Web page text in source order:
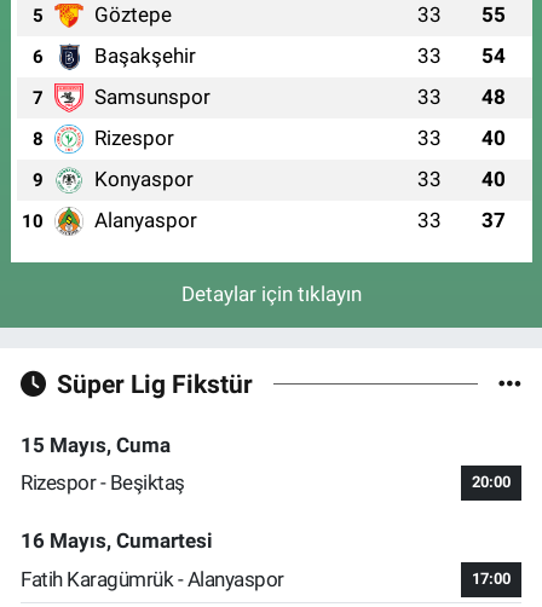
5 Göztepe 33 55
6 Başakşehir 33 54
7 Samsunspor 33 48
8 Rizespor 33 40
9 Konyaspor 33 40
10 Alanyaspor 33 37
Detaylar için tıklayın
Süper Lig Fikstür
15 Mayıs, Cuma
Rizespor - Beşiktaş
20:00
16 Mayıs, Cumartesi
Fatih Karagümrük - Alanyaspor
17:00